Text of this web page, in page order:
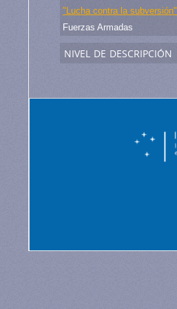
"Lucha contra la subversión"
Fuerzas Armadas
nivel de descripción